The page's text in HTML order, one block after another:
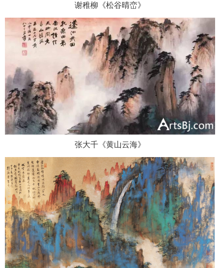
谢稚柳《松谷晴峦》
张大千《黄山云海》